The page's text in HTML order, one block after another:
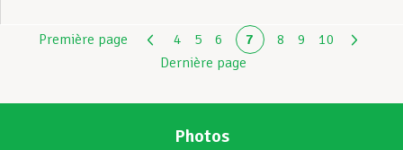
Première page 4 5 6 7 8 9
10
Dernière page
Photos